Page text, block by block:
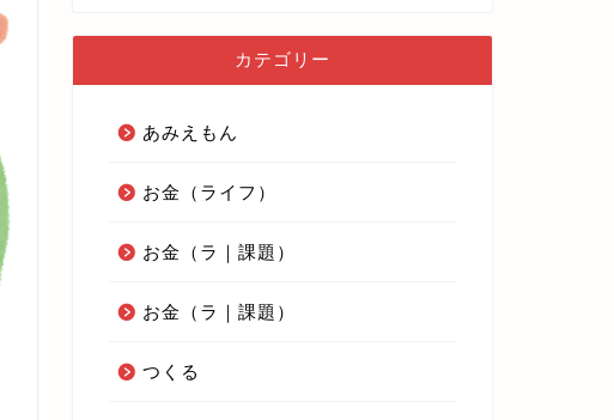
カテゴリー
あみえもん
お金（ライフ）
お金（ラ｜課題）
お金（ラ｜課題）
つくる